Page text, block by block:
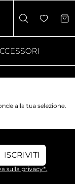
alla tua selezione.
ISCRIVITI
sulla privacy*.